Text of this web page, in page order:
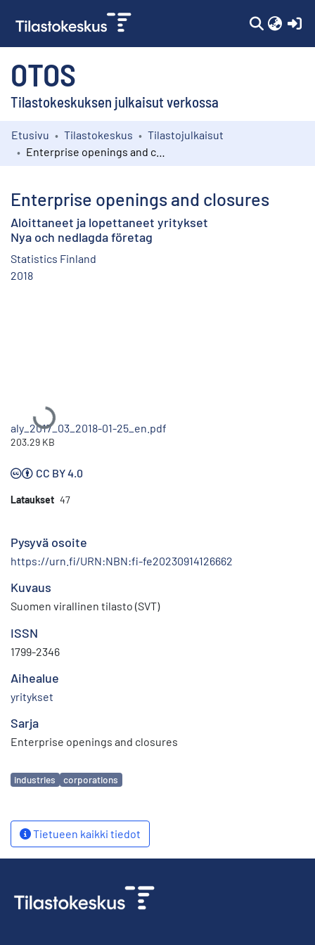
OTOS
Tilastokeskuksen julkaisut verkossa
Kokoelmat
Etusivu Tilastokeskus
Tilastojulkaisut
Enterprise openings and closures
Aloittaneet ja lopettaneet yritykset
Nya och nedlagda företag
Statistics Finland
2018
Ladataan...
aly_2017_03_2018-01-25_en.pdf
203.29 KB
CC BY 4.0
Lataukset 47
Pysyvä osoite
https://urn.fi/URN:NBN:fi-fe20230914126662
Kuvaus
Suomen virallinen tilasto (SVT)
ISSN
1799-2346
Aihealue
yritykset
Sarja
Enterprise openings and closures
Avainsanat
industries corporations
Tietueen kaikki tiedot